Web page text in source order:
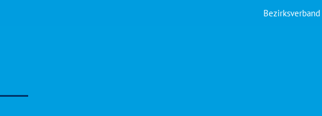
Bezirksverband